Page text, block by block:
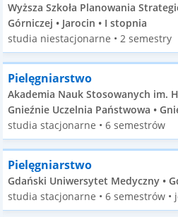
Wyższa Szkoła Planowania
Górniczej • Jarocin • I stopnia
studia niestacjonarne • 2 semestry
Pielęgniarstwo
Akademia Nauk Stosowanych im.
Gnieźnie Uczelnia Państwowa •
studia stacjonarne • 6 semestrów
Pielęgniarstwo
Gdański Uniwersytet Medyczny •
studia stacjonarne • 6 semestrów •